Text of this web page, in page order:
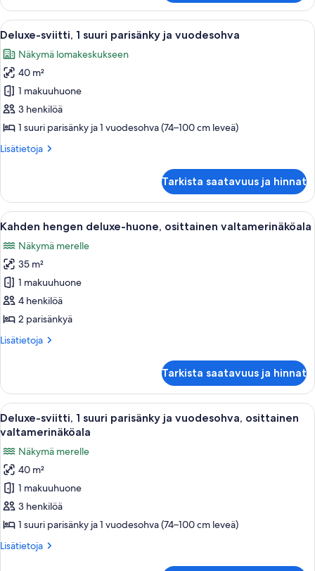
deluxe-
huone
Avaa
kaikki
huonetyypin
Deluxe-
sviitti,
1
suuri
ja
Hotellihuone, jossa on sänky, sohva,
5
Deluxe-sviitti, 1 suuri parisänky ja vuodesohva
Näkymä lomakeskukseen
40 m²
1 makuuhuone
3 henkilöä
1 suuri parisänky ja 1 vuodesohva (74–100 cm leveä)
Lisätietoja
Lisätietoja
1
suuri
parisänky
vuodesohva
Tarkista saatavuus ja hinnat
Avaa
kaikki
huonetyypin
Kahden
hengen
deluxe-
huone,
valtamerinäköala
Hotellihuone, jossa on kaksi
5
Kahden hengen deluxe-huone, osittainen valtamerinäköala
Näkymä merelle
35 m²
1 makuuhuone
4 henkilöä
2 parisänkyä
Lisätietoja
Lisätietoja
deluxe-
huone,
osittainen
valtamerinäköala
Tarkista saatavuus ja hinnat
Avaa
kaikki
Deluxe-
sviitti,
suuri
parisänky
ja
vuodesohva,
Hotellihuone, jossa on sänky,
8
Deluxe-sviitti, 1 suuri parisänky ja vuodesohva, osittainen
valtamerinäköala
Näkymä merelle
40 m²
1 makuuhuone
3 henkilöä
1 suuri parisänky ja 1 vuodesohva (74–100 cm leveä)
Lisätietoja
Lisätietoja